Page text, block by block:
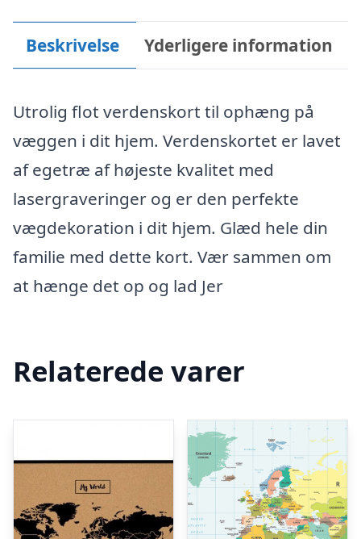
Beskrivelse Yderligere information
Utrolig flot verdenskort til ophæng på
væggen i dit hjem. Verdenskortet er lavet
af egetræ af højeste kvalitet med
lasergraveringer og er den perfekte
vægdekoration i dit hjem. Glæd hele din
familie med dette kort. Vær sammen om
at hænge det op og lad Jer
Relaterede varer